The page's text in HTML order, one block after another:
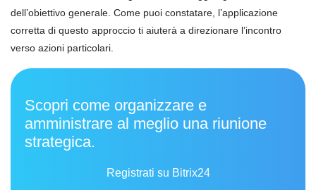
dell’obiettivo generale. Come puoi constatare, l’applicazione
corretta di questo approccio ti aiuterà a direzionare l’incontro
verso azioni particolari.
Scopri come organizzare e
amministrare al meglio una riunione
strategica.
Registrati su Bitrix24